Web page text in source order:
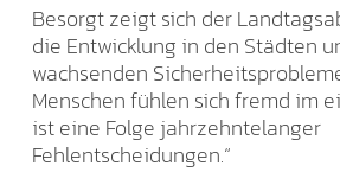
Besorgt zeigt sich der
die Entwicklung in den Städten
wachsenden
Menschen fühlen sich fremd im
ist eine Folge jahrzehntelanger
Fehlentscheidungen.“